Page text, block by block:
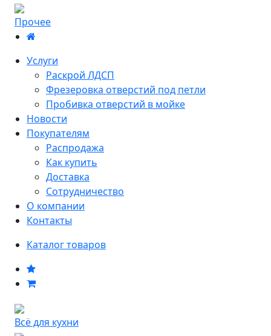
Прочее
Услуги
Раскрой ЛДСП
Фрезеровка отверстий под петли
Пробивка отверстий в мойке
Новости
Покупателям
Распродажа
Как купить
Доставка
Сотрудничество
О компании
Контакты
Каталог товаров
Всё для кухни